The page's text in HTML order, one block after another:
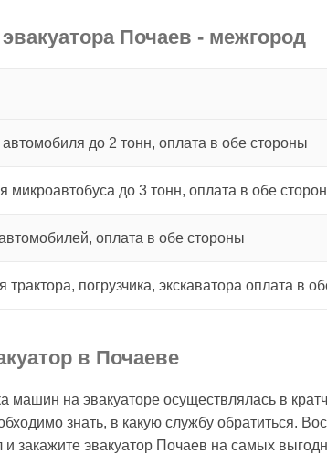
Почаев - межгород
автомобиля до 2 тонн, оплата в обе стороны
микроавтобуса до 3 тонн, оплата в обе
оплата в обе стороны
трактора, погрузчика, экскаватора оплата в
в Почаеве
машин на эвакуаторе осуществлялась в
знать, в какую службу обратиться.
закажите эвакуатор Почаев на самых